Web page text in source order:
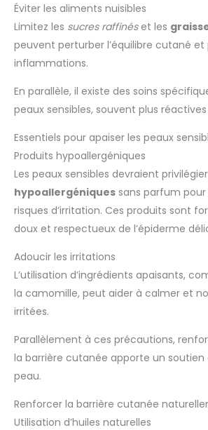
Éviter les aliments nuisibles
Limitez les sucres raffinéset les
peuvent perturber l’équilibre cutané et
inflammations.
En parallèle, il existe des soins
peaux sensibles, souvent plus
Essentiels pour apaiser les peaux
Produits hypoallergéniques
Les peaux sensibles devraient
hypoallergéniques sans parfum
risques d’irritation. Ces produits sont
doux et respectueux de l’épiderme
Adoucir les irritations
L’utilisation d’ingrédients apaisants,
la camomille, peut aider à calmer et
irritées.
Parallèlement à ces précautions,
la barrière cutanée apporte un soutien
peau.
Renforcer la barrière cutanée
Utilisation d’huiles naturelles